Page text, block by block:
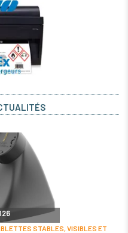
STABLES, VISIBLES ET